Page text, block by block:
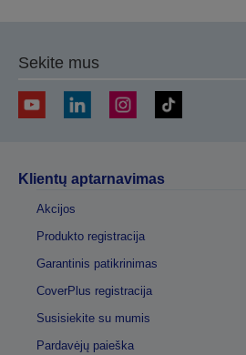
Sekite mus
Klientų aptarnavimas
Akcijos
Produkto registracija
Garantinis patikrinimas
CoverPlus registracija
Susisiekite su mumis
Pardavėjų paieška